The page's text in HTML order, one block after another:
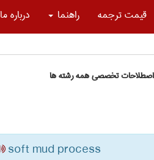
قیمت ترجمه راهنما درباره ما
اصطلاحات تخصصی همه رشته ها
soft mud process